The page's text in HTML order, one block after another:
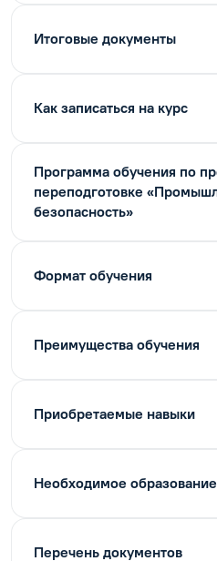
Итоговые документы
Как записаться на курс
Программа обучения по
переподготовке
безопасность»
Формат обучения
Преимущества обучения
Приобретаемые навыки
Необходимое образование
Перечень документов